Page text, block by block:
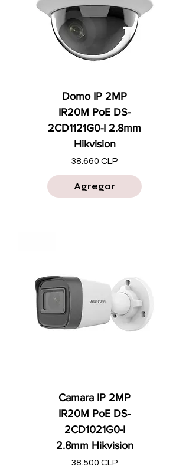
Domo IP 2MP
IR20M PoE DS-
2CD1121G0-I 2.8mm
Hikvision
Precio
38.660 CLP
Agregar
Camara IP 2MP
IR20M PoE DS-
2CD1021G0-I
2.8mm Hikvision
Precio
38.500 CLP